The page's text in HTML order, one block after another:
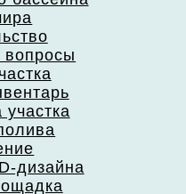
вопросы
дизайна